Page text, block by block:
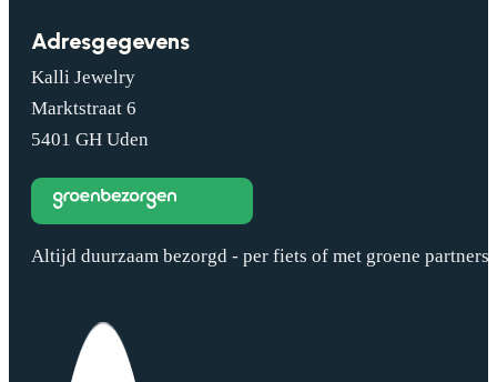
Adresgegevens
Kalli Jewelry
Marktstraat 6
5401 GH Uden
Altijd duurzaam bezorgd - per fiets of met groene partners